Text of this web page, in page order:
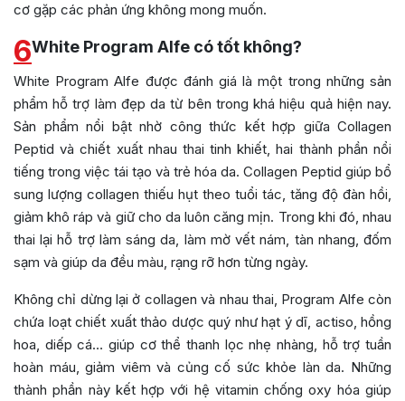
cơ gặp các phản ứng không mong muốn.
6White Program Alfe có tốt không?
White Program Alfe được đánh giá là một trong những sản
phẩm hỗ trợ làm đẹp da từ bên trong khá hiệu quả hiện nay.
Sản phẩm nổi bật nhờ công thức kết hợp giữa Collagen
Peptid và chiết xuất nhau thai tinh khiết, hai thành phần nổi
tiếng trong việc tái tạo và trẻ hóa da. Collagen Peptid giúp bổ
sung lượng collagen thiếu hụt theo tuổi tác, tăng độ đàn hồi,
giảm khô ráp và giữ cho da luôn căng mịn. Trong khi đó, nhau
thai lại hỗ trợ làm sáng da, làm mờ vết nám, tàn nhang, đốm
sạm và giúp da đều màu, rạng rỡ hơn từng ngày.
Không chỉ dừng lại ở collagen và nhau thai, Program Alfe còn
chứa loạt chiết xuất thảo dược quý như hạt ý dĩ, actiso, hồng
hoa, diếp cá… giúp cơ thể thanh lọc nhẹ nhàng, hỗ trợ tuần
hoàn máu, giảm viêm và củng cố sức khỏe làn da. Những
thành phần này kết hợp với hệ vitamin chống oxy hóa giúp